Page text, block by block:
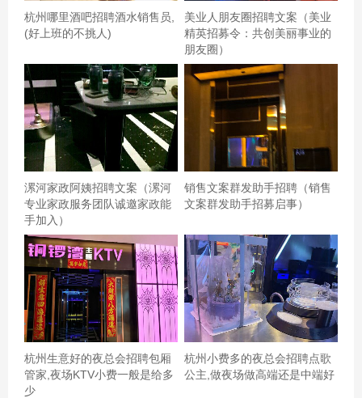
搭小白脸，一会借口奶奶要死，骗钱杭州知名的夜场ktv招
聘包厢服务员,招聘联系方式是什么 环境不错，音响效果也
好，就是歌不够多，好多歌都说曲库里没有。第一次去朋
友介绍的，非常满意服务也好.
杭州哪里酒吧招聘酒水销售员,
(好上班的不挑人)
美业人朋友圈招聘文案（美业
精英招募令：共创美丽事业的
朋友圈）
漯河家政阿姨招聘文案（漯河
专业家政服务团队诚邀家政能
手加入）
销售文案群发助手招聘（销售
文案群发助手招募启事）
杭州生意好的夜总会招聘包厢
管家,夜场KTV小费一般是给多
少
杭州小费多的夜总会招聘点歌
公主,做夜场做高端还是中端好